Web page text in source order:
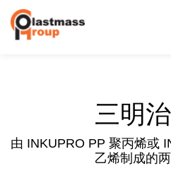
三明
由 INKUPRO PP 聚丙烯或
乙烯制成的两